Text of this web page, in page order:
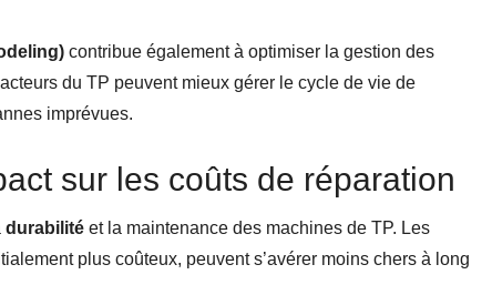
contribue également à optimiser la gestion des
du TP peuvent mieux gérer le cycle de vie de
imprévues.
sur les coûts de réparation
durabilité et la maintenance des machines de TP. Les
plus coûteux, peuvent s’avérer moins chers à long